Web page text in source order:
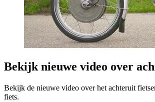
Bekijk nieuwe video over
Bekijk de nieuwe video over het achteruit
fiets.